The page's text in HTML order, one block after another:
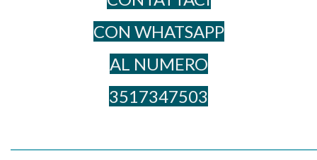
CON WHATSAPP
AL NUME​RO
3517347503